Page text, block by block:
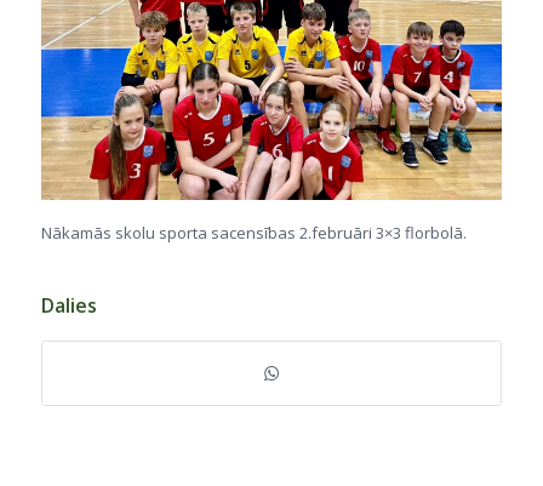
Nākamās skolu sporta sacensības 2.februāri 3×3 florbolā.
Dalies